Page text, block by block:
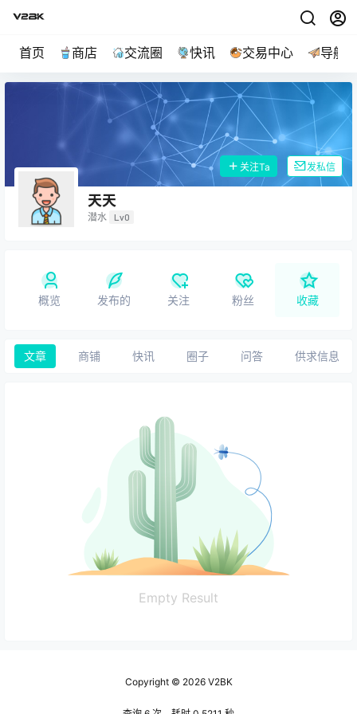
首页 商店 交流圈 快讯 交易中心 导航
天天
潜水 Lv0
关注Ta 发私信
概览 发布的 关注 粉丝 收藏
文章 商铺 快讯 圈子 问答 供求信息
Empty Result
Copyright © 2026V2BK